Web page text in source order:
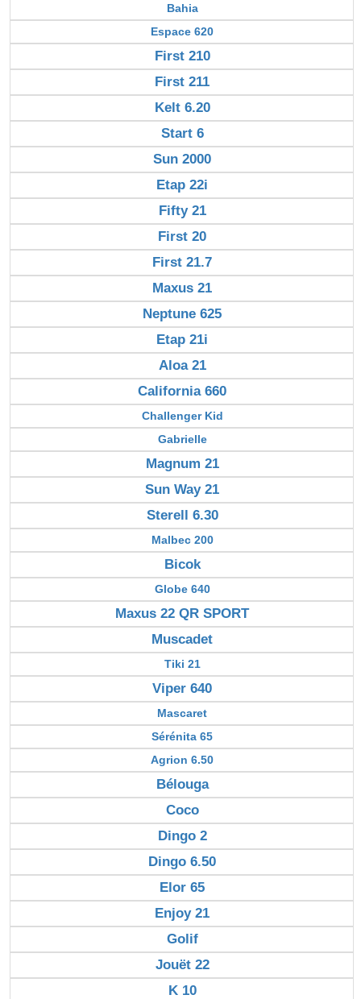
Bahia
Espace 620
First 210
First 211
Kelt 6.20
Start 6
Sun 2000
Etap 22i
Fifty 21
First 20
First 21.7
Maxus 21
Neptune 625
Etap 21i
Aloa 21
California 660
Challenger Kid
Gabrielle
Magnum 21
Sun Way 21
Sterell 6.30
Malbec 200
Bicok
Globe 640
Maxus 22 QR SPORT
Muscadet
Tiki 21
Viper 640
Mascaret
Sérénita 65
Agrion 6.50
Bélouga
Coco
Dingo 2
Dingo 6.50
Elor 65
Enjoy 21
Golif
Jouët 22
K 10